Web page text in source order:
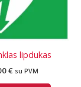
lipdukas
€ su PVM